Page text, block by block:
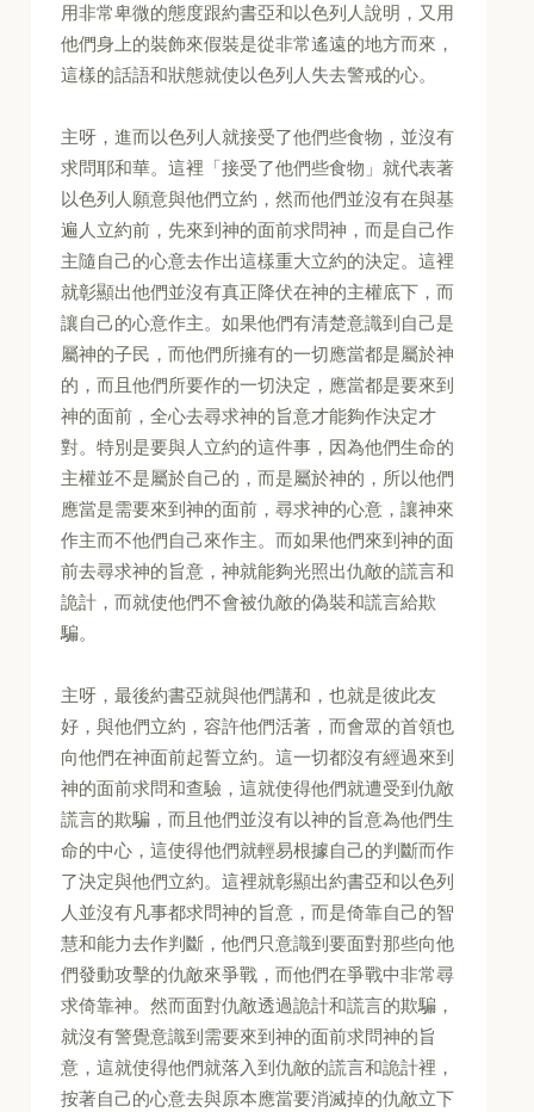
用非常卑微的態度跟約書亞和以色列人說明，又用
他們身上的裝飾來假裝是從非常遙遠的地方而來，
這樣的話語和狀態就使以色列人失去警戒的心。
主呀，進而以色列人就接受了他們些食物，並沒有
求問耶和華。這裡「接受了他們些食物」就代表著
以色列人願意與他們立約，然而他們並沒有在與基
遍人立約前，先來到神的面前求問神，而是自己作
主隨自己的心意去作出這樣重大立約的決定。這裡
就彰顯出他們並沒有真正降伏在神的主權底下，而
讓自己的心意作主。如果他們有清楚意識到自己是
屬神的子民，而他們所擁有的一切應當都是屬於神
的，而且他們所要作的一切決定，應當都是要來到
神的面前，全心去尋求神的旨意才能夠作決定才
對。特別是要與人立約的這件事，因為他們生命的
主權並不是屬於自己的，而是屬於神的，所以他們
應當是需要來到神的面前，尋求神的心意，讓神來
作主而不他們自己來作主。而如果他們來到神的面
前去尋求神的旨意，神就能夠光照出仇敵的謊言和
詭計，而就使他們不會被仇敵的偽裝和謊言給欺
騙。
主呀，最後約書亞就與他們講和，也就是彼此友
好，與他們立約，容許他們活著，而會眾的首領也
向他們在神面前起誓立約。這一切都沒有經過來到
神的面前求問和查驗，這就使得他們就遭受到仇敵
謊言的欺騙，而且他們並沒有以神的旨意為他們生
命的中心，這使得他們就輕易根據自己的判斷而作
了決定與他們立約。這裡就彰顯出約書亞和以色列
人並沒有凡事都求問神的旨意，而是倚靠自己的智
慧和能力去作判斷，他們只意識到要面對那些向他
們發動攻擊的仇敵來爭戰，而他們在爭戰中非常尋
求倚靠神。然而面對仇敵透過詭計和謊言的欺騙，
就沒有警覺意識到需要來到神的面前求問神的旨
意，這就使得他們就落入到仇敵的謊言和詭計裡，
按著自己的心意去與原本應當要消滅掉的仇敵立下